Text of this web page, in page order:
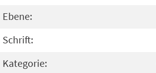
Ebene:
Schrift:
Kategorie: